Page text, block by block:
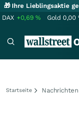
🎁 Ihre Lieblingsaktie
DAX +0,69% Gold 0,00
Startseite Nachrichten